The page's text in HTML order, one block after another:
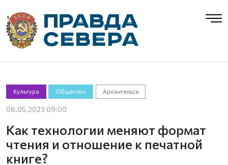
Культура Общество Архангельск
08.05.2023 09:00
Как технологии меняют формат
чтения и отношение к печатной
книге?